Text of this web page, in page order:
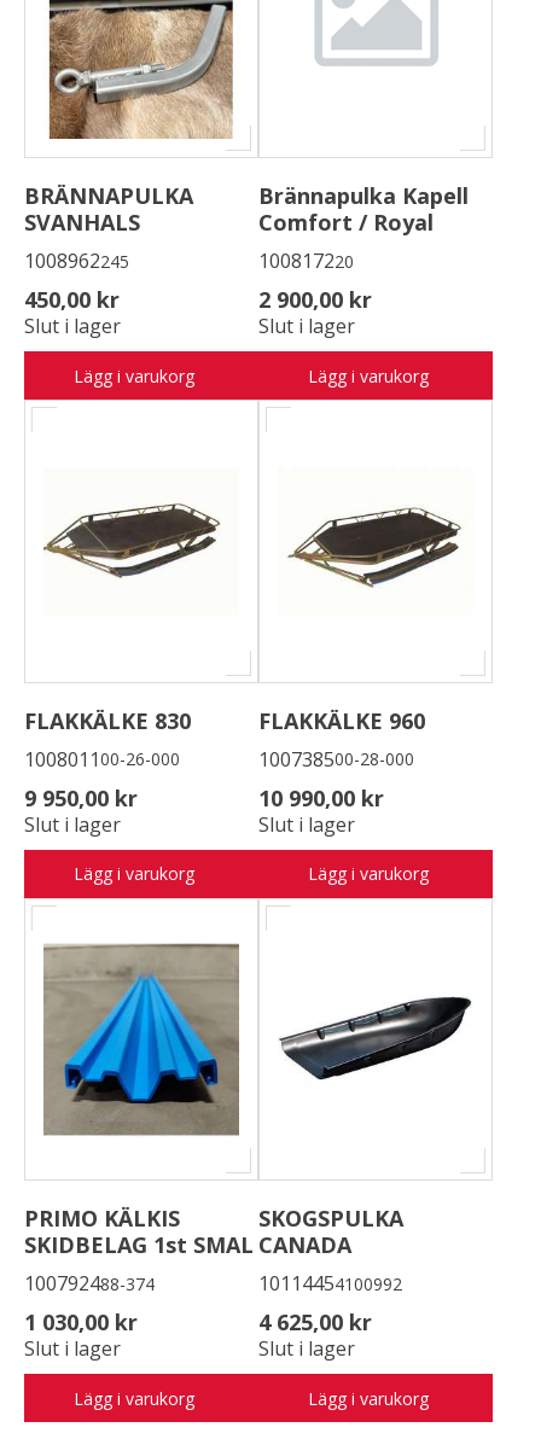
BRÄNNAPULKA
SVANHALS
1008962245
450,00 kr
Slut i lager
Lägg i varukorg
Brännapulka Kapell
Comfort / Royal
100817220
2 900,00 kr
Slut i lager
Lägg i varukorg
FLAKKÄLKE 830
100801100-26-000
9 950,00 kr
Slut i lager
Lägg i varukorg
FLAKKÄLKE 960
100738500-28-000
10 990,00 kr
Slut i lager
Lägg i varukorg
PRIMO KÄLKIS
SKIDBELAG 1st SMAL
100792488-374
1 030,00 kr
Slut i lager
Lägg i varukorg
SKOGSPULKA
CANADA
10114454100992
4 625,00 kr
Slut i lager
Lägg i varukorg